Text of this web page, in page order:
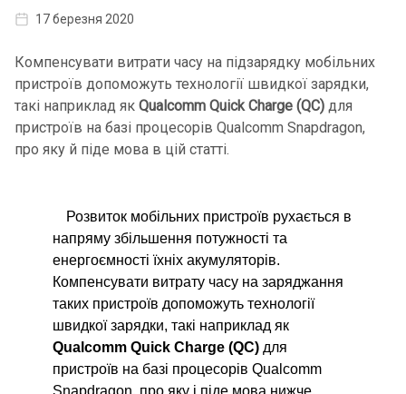
17 березня 2020
Компенсувати витрати часу на підзарядку мобільних
пристроїв допоможуть технології швидкої зарядки,
такі наприклад як Qualcomm Quick Charge (QC) для
пристроїв на базі процесорів Qualcomm Snapdragon,
про яку й піде мова в цій статті.
Розвиток мобільних пристроїв рухається в
напряму збільшення потужності та
енергоємності їхніх акумуляторів.
Компенсувати витрату часу на заряджання
таких пристроїв допоможуть технології
швидкої зарядки, такі наприклад як
Qualcomm Quick Charge (QC)для
пристроїв на базі процесорів Qualcomm
Snapdragon, про яку і піде мова нижче.